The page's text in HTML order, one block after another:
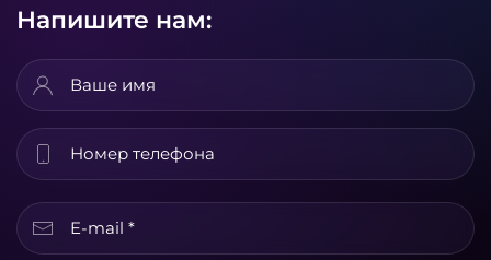
Напишите нам: